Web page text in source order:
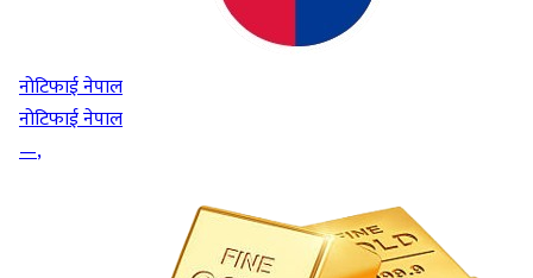
नोटिफाई नेपाल
नोटिफाई नेपाल
—,